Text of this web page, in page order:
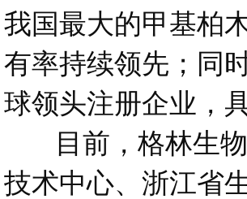
我国最大的甲基柏
有率持续领先；同
球领头注册企业，
目前，格林生物
技术中心、浙江省